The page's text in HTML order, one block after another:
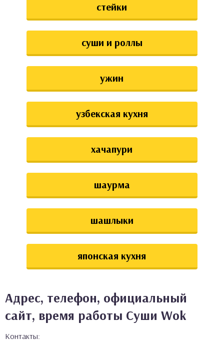
стейки
суши и роллы
ужин
узбекская кухня
хачапури
шаурма
шашлыки
японская кухня
Адрес, телефон, официальный
сайт, время работы Суши Wok
Контакты: